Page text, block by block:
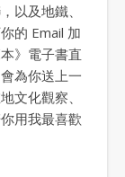
以及地鐵、
的 Email 加
》電子書直
為你送上一
文化觀察、
用我最喜歡